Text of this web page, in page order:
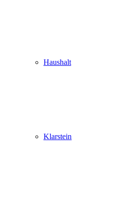
Haushalt
Klarstein